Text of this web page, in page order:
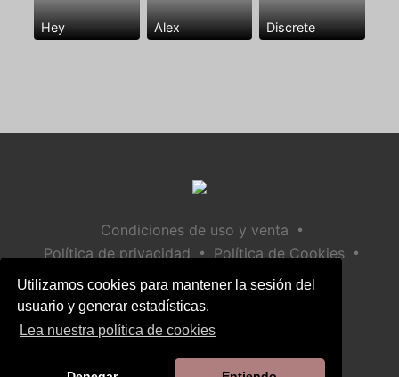
Utilizamos cookies para mantener la sesión del
usuario y generar estadísticas.
Lea nuestra política de cookies
Hey Alex Discrete
Condiciones de uso y venta •
Política de privacidad • Política de Cookies •
Política de seguridad infantil
Ayuda / Contactar